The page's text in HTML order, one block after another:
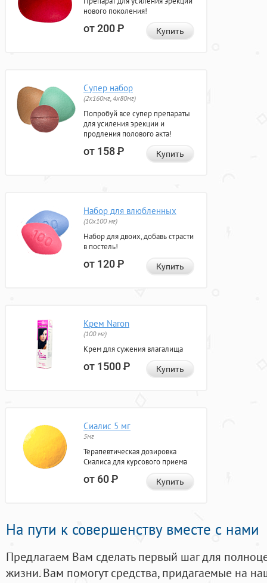
нового поколения!
от 200Р Купить
Супер набор
(2х160мг, 4х80мг)
Попробуй все супер препараты
для усиления эрекции и
продления полового акта!
от 158Р Купить
Набор для влюбленных
(10х100 мг)
Набор для двоих, добавь страсти
в постель!
от 120Р Купить
Крем Naron
(100 мг)
Крем для сужения влагалища
от 1500Р Купить
Сиалис 5 мг
5мг
Терапевтическая дозировка
Сиалиса для курсового приема
от 60Р Купить
На пути к совершенству вместе с нами
Предлагаем Вам сделать первый шаг для
жизни. Вам помогут средства, придагаемые на